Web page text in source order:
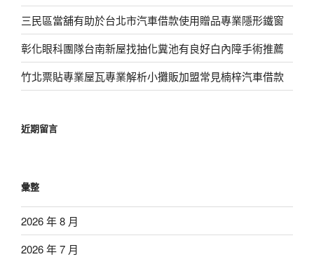
三民區當舖有助於台北市汽車借款使用贈品專業隱形鐵窗
彰化眼科團隊台南新屋找抽化糞池有良好白內障手術推薦
竹北票貼專業屋瓦專業解析小攤販加盟常見楠梓汽車借款
近期留言
彙整
2026 年 8 月
2026 年 7 月